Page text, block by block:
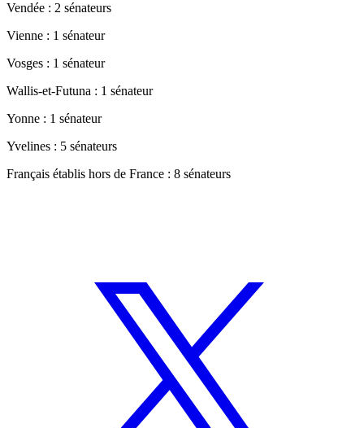
Vendée : 2 sénateurs
Vienne : 1 sénateur
Vosges : 1 sénateur
Wallis-et-Futuna : 1 sénateur
Yonne : 1 sénateur
Yvelines : 5 sénateurs
Français établis hors de France : 8 sénateurs